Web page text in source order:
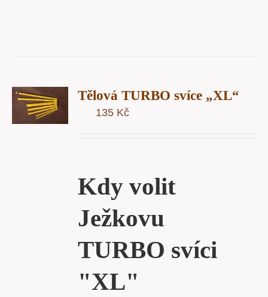
Tělová TURBO svíce „XL“
135 Kč
Kdy volit
Ježkovu
TURBO svíci
"XL"